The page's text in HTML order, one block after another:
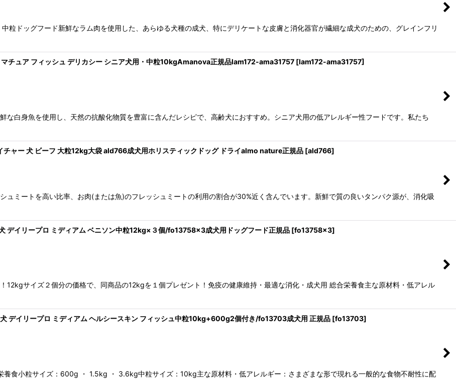
粒ドッグフード新鮮なラム肉を使用した、あらゆる犬種の成犬、特にデリケートな皮膚と消化器官が繊細な成犬のための、グレインフリ
チュア フィッシュ デリカシー シニア犬用・中粒10kgAmanova正規品lam172-ama31757 [lam172-ama31757]
な白身魚を使用し、天然の抗酸化物質を豊富に含んだレシピで、高齢犬におすすめ。シニア犬用の低アレルギー性フードです。私たち
ャー 犬 ビーフ 大粒12kg大袋 ald766成犬用ホリスティックドッグ ドライalmo nature正規品 [ald766]
ュミートを高い比率、お肉(または魚)のフレッシュミートの利用の割合が30%近く含んでいます。新鮮で質の良いタンパク源が、消化吸
デイリープロ ミディアム ベニソン中粒12kg×３個/fo13758x3成犬用ドッグフード正規品 [fo13758x3]
12kgサイズ２個分の価格で、同商品の12kgを１個プレゼント！免疫の健康維持・最適な消化・成犬用 総合栄養食主な原材料・低アレル
デイリープロ ミディアム ヘルシースキン フィッシュ中粒10kg+600g2個付き/fo13703成犬用 正規品 [fo13703]
養食小粒サイズ：600g ・ 1.5kg ・ 3.6kg中粒サイズ：10kg主な原材料・低アレルギー：さまざまな形で現れる一般的な食物不耐性に配